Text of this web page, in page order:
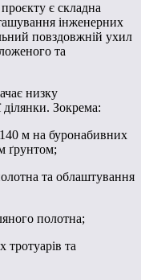
є складна
інженерних
повздовжній ухил
та
низку
ділянки. Зокрема:
м на буронабивних
ґрунтом;
та облаштування
полотна;
тротуарів та